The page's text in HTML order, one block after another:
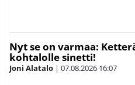
Nyt se on varmaa:
kohtalolle sinetti!
Joni Alatalo | 07.08.2026 16:07